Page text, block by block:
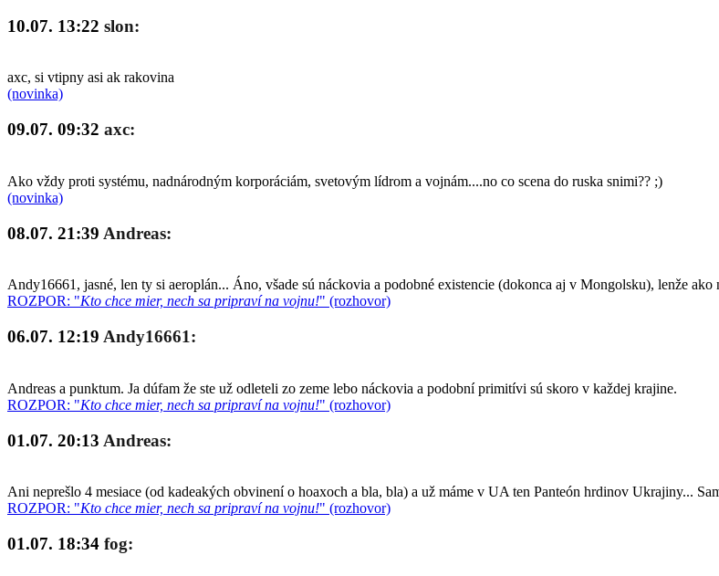
10.07. 13:22 slon:
axc, si vtipny asi ak rakovina
(novinka)
09.07. 09:32 axc:
Ako vždy proti systému, nadnárodným korporáciám, svetovým lídrom a vojnám....no co scena do ruska snimi?? ;)
(novinka)
08.07. 21:39 Andreas:
Andy16661, jasné, len ty si aeroplán... Áno, všade sú náckovia a podobné existencie (dokonca aj v Mongolsku), lenže
ROZPOR: "Kto chce mier, nech sa pripraví na vojnu!" (rozhovor)
06.07. 12:19 Andy16661:
Andreas a punktum. Ja dúfam že ste už odleteli zo zeme lebo náckovia a podobní primitívi sú skoro v každej krajine.
ROZPOR: "Kto chce mier, nech sa pripraví na vojnu!" (rozhovor)
01.07. 20:13 Andreas:
Ani neprešlo 4 mesiace (od kadeakých obvinení o hoaxoch a bla, bla) a už máme v UA ten Panteón hrdinov Ukrajiny...
ROZPOR: "Kto chce mier, nech sa pripraví na vojnu!" (rozhovor)
01.07. 18:34 fog: